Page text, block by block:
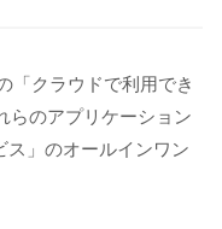
「クラウドで利用でき
らのアプリケーション
ス」のオールインワン